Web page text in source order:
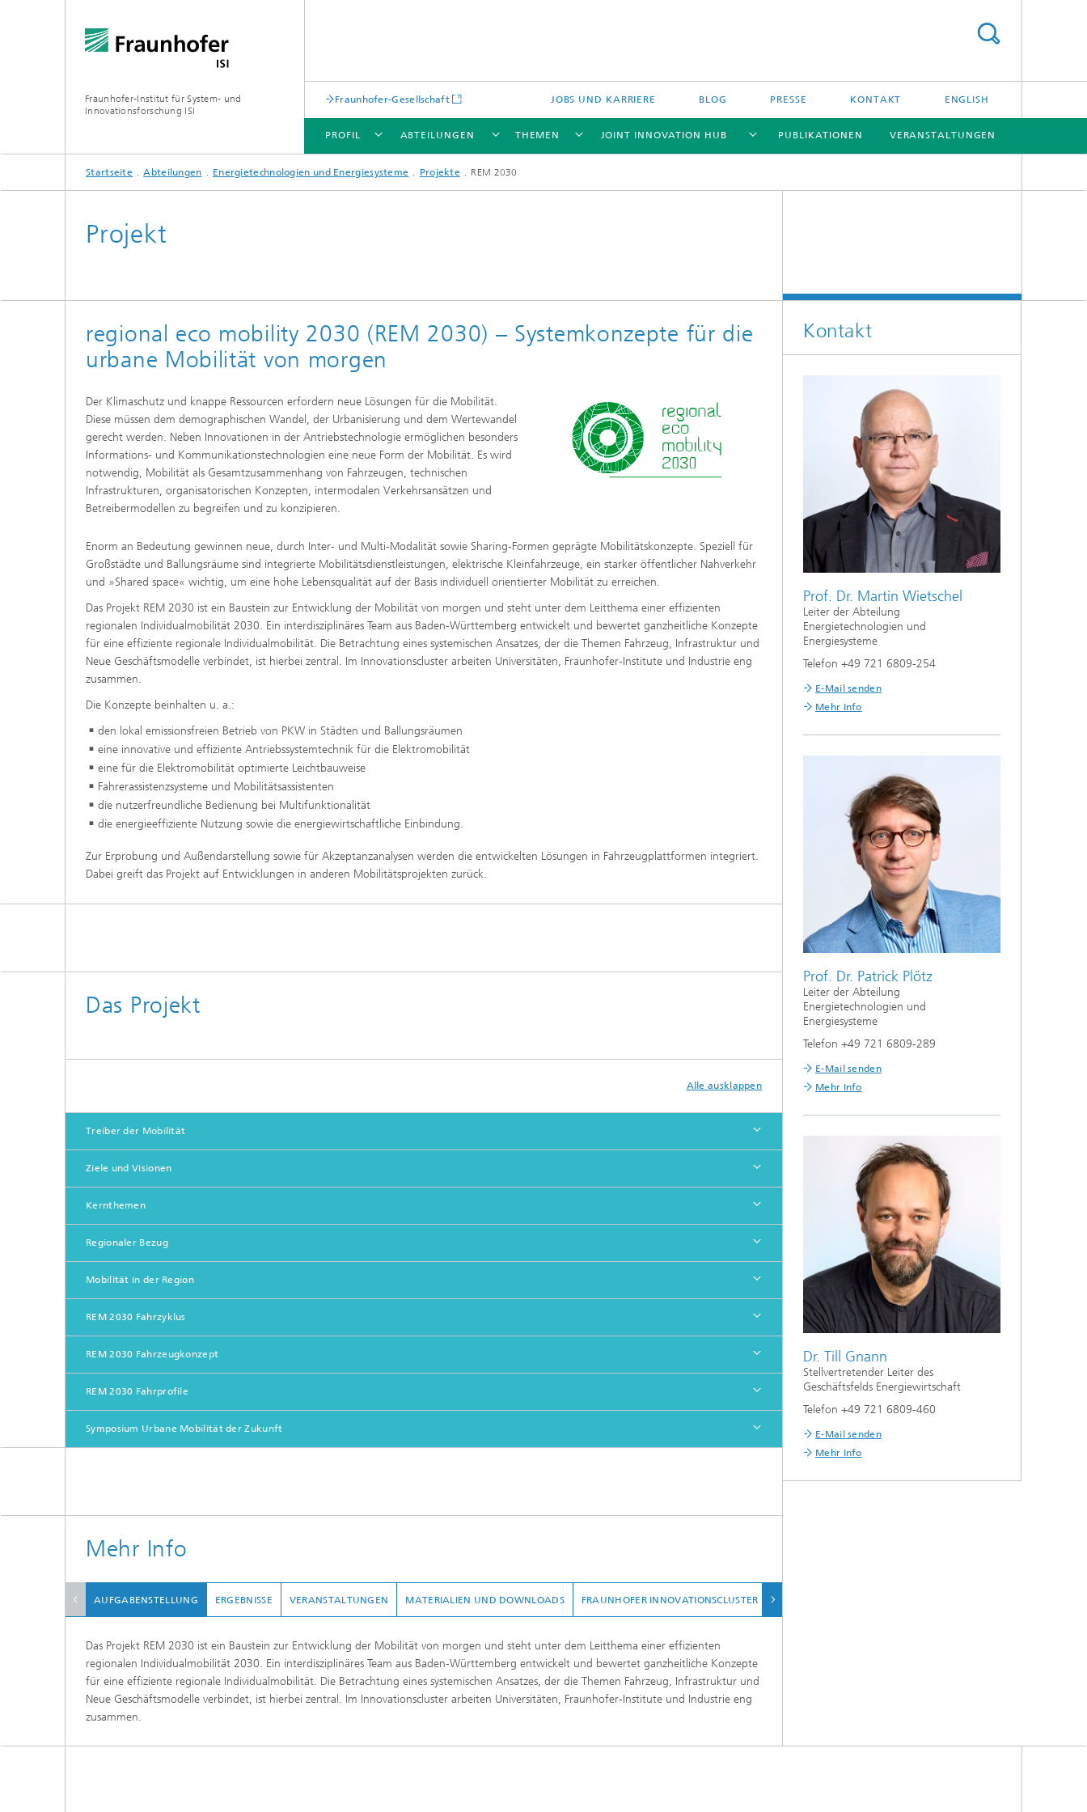
Fraunhofer-Institut für System- und
Innovationsforschung ISI
Fraunhofer-Gesellschaft JOBS UND KARRIERE BLOG PRESSE KONTAKT ENGLISH
PROFIL
PROFIL
ABTEILUNGEN
ABTEILUNGEN
THEMEN
THEMEN
JOINT INNOVATION HUB
JOINT INNOVATION HUB
PUBLIKATIONEN VERANSTALTUNGEN
Startseite Abteilungen Energietechnologien und Energiesysteme Projekte REM 2030
Projekt
regional eco mobility 2030 (REM 2030) – Systemkonzepte für die
urbane Mobilität von morgen
Der Klimaschutz und knappe Ressourcen erfordern neue Lösungen für die Mobilität.
Diese müssen dem demographischen Wandel, der Urbanisierung und dem Wertewandel
gerecht werden. Neben Innovationen in der Antriebstechnologie ermöglichen besonders
Informations- und Kommunikationstechnologien eine neue Form der Mobilität. Es wird
notwendig, Mobilität als Gesamtzusammenhang von Fahrzeugen, technischen
Infrastrukturen, organisatorischen Konzepten, intermodalen Verkehrsansätzen und
Betreibermodellen zu begreifen und zu konzipieren.
Enorm an Bedeutung gewinnen neue, durch Inter- und Multi-Modalität sowie Sharing-Formen geprägte Mobilitätskonzepte. Speziell für
Großstädte und Ballungsräume sind integrierte Mobilitätsdienstleistungen, elektrische Kleinfahrzeuge, ein starker öffentlicher Nahverkehr
und »Shared space« wichtig, um eine hohe Lebensqualität auf der Basis individuell orientierter Mobilität zu erreichen.
Das Projekt REM 2030 ist ein Baustein zur Entwicklung der Mobilität von morgen und steht unter dem Leitthema einer effizienten
regionalen Individualmobilität 2030. Ein interdisziplinäres Team aus Baden-Württemberg entwickelt und bewertet ganzheitliche Konzepte
für eine effiziente regionale Individualmobilität. Die Betrachtung eines systemischen Ansatzes, der die Themen Fahrzeug, Infrastruktur und
Neue Geschäftsmodelle verbindet, ist hierbei zentral. Im Innovationscluster arbeiten Universitäten, Fraunhofer-Institute und Industrie eng
zusammen.
Die Konzepte beinhalten u. a.:
den lokal emissionsfreien Betrieb von PKW in Städten und Ballungsräumen
eine innovative und effiziente Antriebssystemtechnik für die Elektromobilität
eine für die Elektromobilität optimierte Leichtbauweise
Fahrerassistenzsysteme und Mobilitätsassistenten
die nutzerfreundliche Bedienung bei Multifunktionalität
die energieeffiziente Nutzung sowie die energiewirtschaftliche Einbindung.
Zur Erprobung und Außendarstellung sowie für Akzeptanzanalysen werden die entwickelten Lösungen in Fahrzeugplattformen integriert.
Dabei greift das Projekt auf Entwicklungen in anderen Mobilitätsprojekten zurück.
Das Projekt
Alle ausklappen
Treiber der Mobilität
Ziele und Visionen
Kernthemen
Regionaler Bezug
Mobilität in der Region
REM 2030 Fahrzyklus
REM 2030 Fahrzeugkonzept
REM 2030 Fahrprofile
Symposium Urbane Mobilität der Zukunft
Mehr Info
AUFGABENSTELLUNG
Das Projekt REM 2030 ist ein Baustein zur Entwicklung der Mobilität von morgen und steht unter dem Leitthema einer effizienten
regionalen Individualmobilität 2030. Ein interdisziplinäres Team aus Baden-Württemberg entwickelt und bewertet ganzheitliche Konzepte
für eine effiziente regionale Individualmobilität. Die Betrachtung eines systemischen Ansatzes, der die Themen Fahrzeug, Infrastruktur und
Neue Geschäftsmodelle verbindet, ist hierbei zentral. Im Innovationscluster arbeiten Universitäten, Fraunhofer-Institute und Industrie eng
zusammen.
ERGEBNISSE VERANSTALTUNGEN MATERIALIEN UND DOWNLOADS FRAUNHOFER INNOVATIONSCLUSTER
Kontakt
Prof. Dr. Martin Wietschel
Leiter der Abteilung
Energietechnologien und
Energiesysteme
Telefon +49 721 6809-254
E-Mail senden
Mehr Info
Prof. Dr. Patrick Plötz
Leiter der Abteilung
Energietechnologien und
Energiesysteme
Telefon +49 721 6809-289
E-Mail senden
Mehr Info
Dr. Till Gnann
Stellvertretender Leiter des
Geschäftsfelds Energiewirtschaft
Telefon +49 721 6809-460
E-Mail senden
Mehr Info